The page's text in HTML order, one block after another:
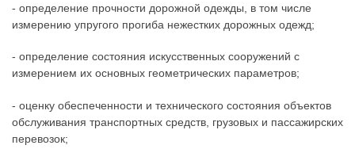
- определение прочности дорожной одежды, в том числе
измерению упругого прогиба нежестких дорожных одежд;
- определение состояния искусственных сооружений с
измерением их основных геометрических параметров;
- оценку обеспеченности и технического состояния объектов
обслуживания транспортных средств, грузовых и пассажирских
перевозок;